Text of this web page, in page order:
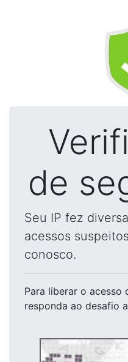
de
Seu IP fez
acessos
conosco.
Para liberar o acesso
responda ao desafio